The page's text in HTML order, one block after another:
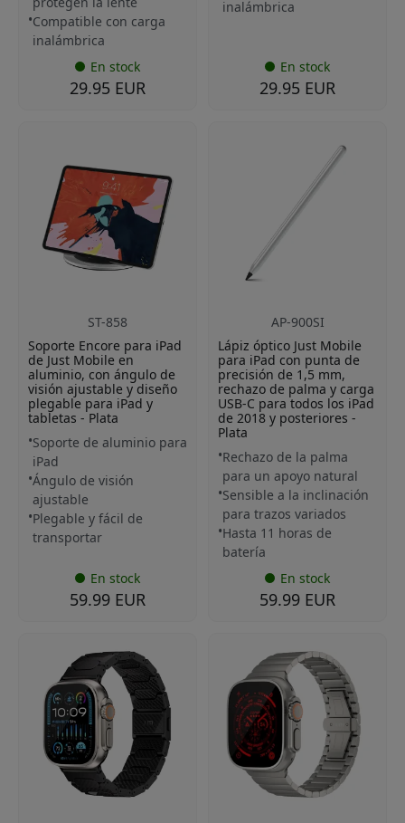
Compatible con carga
inalámbrica
En stock
29.95 EUR
inalámbrica
En stock
29.95 EUR
ST-858
Soporte Encore para iPad
de Just Mobile en
aluminio, con ángulo de
visión ajustable y diseño
plegable para iPad y
tabletas - Plata
Soporte de aluminio para
iPad
Ángulo de visión
ajustable
Plegable y fácil de
transportar
En stock
59.99 EUR
AP-900SI
Lápiz óptico Just Mobile
para iPad con punta de
precisión de 1,5 mm,
rechazo de palma y carga
USB-C para todos los iPad
de 2018 y posteriores -
Plata
Rechazo de la palma
para un apoyo natural
Sensible a la inclinación
para trazos variados
Hasta 11 horas de
batería
En stock
59.99 EUR